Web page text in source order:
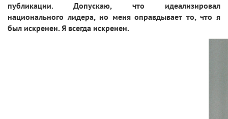
публикации. Допускаю, что идеализировал
национального лидера, но меня оправдывает то, что я
был искренен. Я всегда искренен.